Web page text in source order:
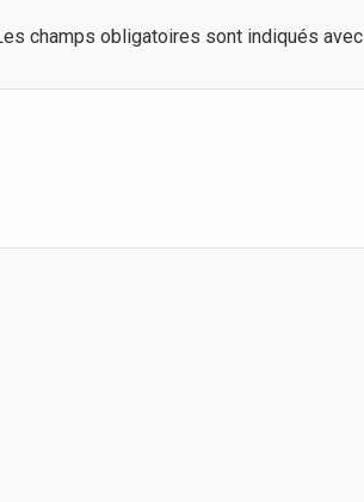
champs obligatoires sont indiqués avec